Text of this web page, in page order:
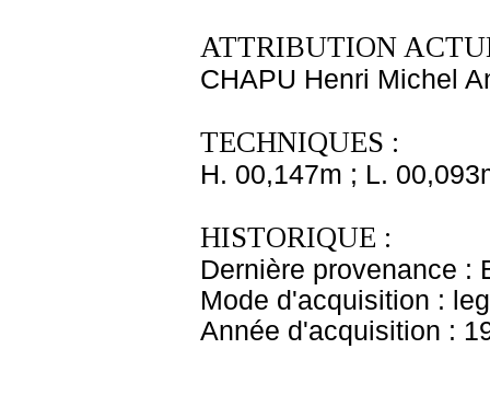
ATTRIBUTION
CHAPU Henri Michel
TECHNIQUES :
H. 00,147m ; L.
HISTORIQUE :
Dernière provenance :
Mode d'acquisition :
Année d'acquisition :